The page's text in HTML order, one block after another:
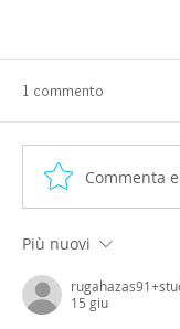
1 commento
Commenta
Più nuovi
15 giu